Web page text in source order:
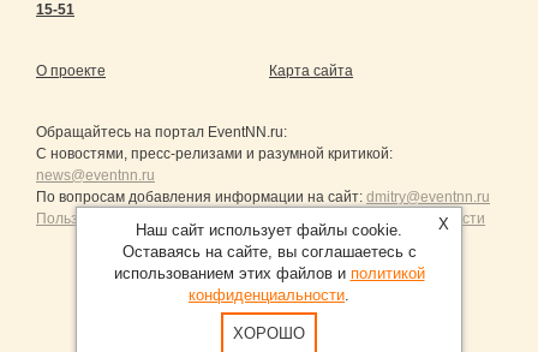
15-51
О проекте Карта сайта
Обращайтесь на портал EventNN.ru:
С новостями, пресс-релизами и разумной критикой:
news@eventnn.ru
По вопросам добавления информации на сайт: dmitry@eventnn.ru
Пользовательское Соглашение и политика конфиденциальности
Продвижение сайтов Санкт-Петербург
X
Наш сайт использует файлы cookie.
Оставаясь на сайте, вы соглашаетесь с
использованием этих файлов и политикой
конфиденциальности.
ХОРОШО